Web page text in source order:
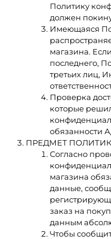
Политику
должен
Имеющаяся
магазина.
последнего,
третьих лиц,
Проверка
которые
обязанности
ПРЕДМЕТ
Согласно
магазина
данные,
заказ на
данным
Чтобы